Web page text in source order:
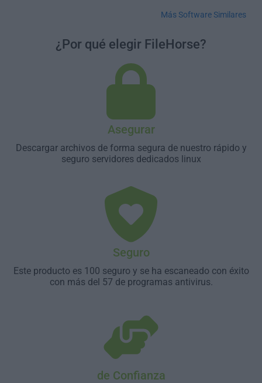
Más Software Similares
¿Por qué elegir FileHorse?
Asegurar
Descargar archivos de forma segura de nuestro rápido y
seguro servidores dedicados linux
Seguro
Este producto es 100 seguro y se ha escaneado con éxito
con más del 57 de programas antivirus.
de Confianza